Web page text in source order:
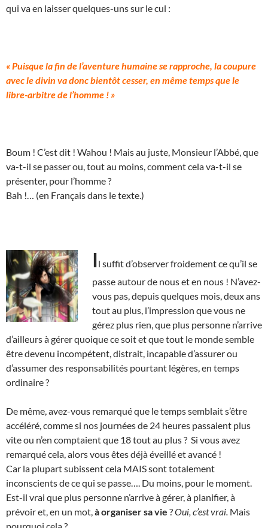
qui va en laisser quelques-uns sur le cul :
« Puisque la fin de l’aventure humaine se rapproche, la coupure
avec le divin va donc bientôt cesser, en même temps que le
libre-arbitre de l’homme ! »
Boum ! C’est dit ! Wahou ! Mais au juste, Monsieur l’Abbé, que
va-t-il se passer ou, tout au moins, comment cela va-t-il se
présenter, pour l’homme ?
Bah !… (en Français dans le texte.)
Il suffit d’observer froidement ce qu’il se
passe autour de nous et en nous ! N’avez-
vous pas, depuis quelques mois, deux ans
tout au plus, l’impression que vous ne
gérez plus rien, que plus personne n’arrive
d’ailleurs à gérer quoique ce soit et que tout le monde semble
être devenu incompétent, distrait, incapable d’assurer ou
d’assumer des responsabilités pourtant légères, en temps
ordinaire ?
De même, avez-vous remarqué que le temps semblait s’être
accéléré, comme si nos journées de 24 heures passaient plus
vite ou n’en comptaient que 18 tout au plus ? Si vous avez
remarqué cela, alors vous êtes déjà éveillé et avancé !
Car la plupart subissent cela MAIS sont totalement
inconscients de ce qui se passe…. Du moins, pour le moment.
Est-il vrai que plus personne n’arrive à gérer, à planifier, à
prévoir et, en un mot, à organiser sa vie ?Oui, c’est vrai. Mais
pourquoi cela ?